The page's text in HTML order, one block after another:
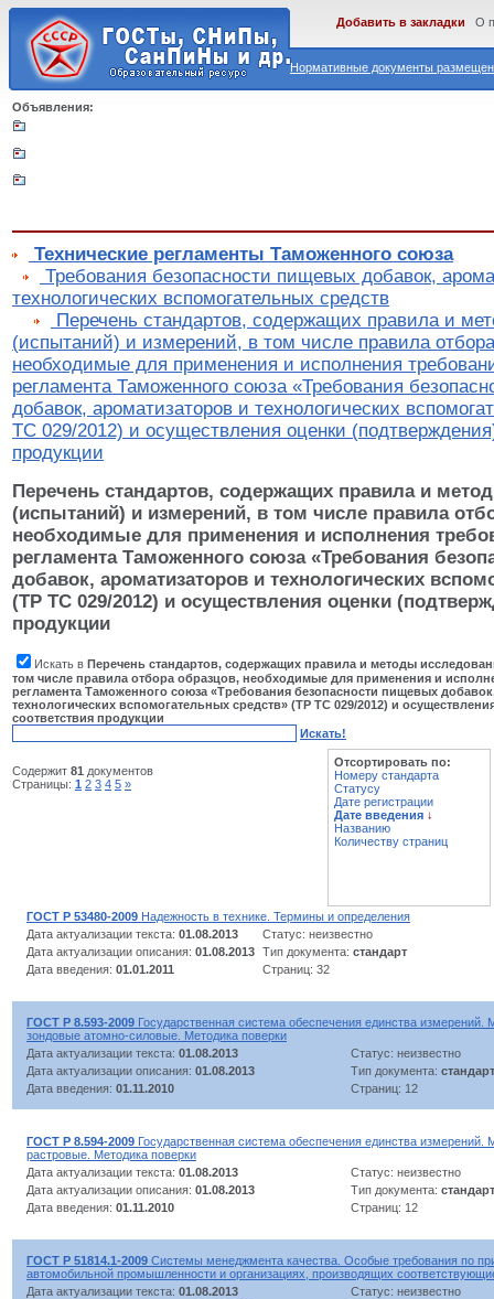
Нормативные документы
Добавить в закладки О
Объявления:
Технические регламенты Таможенного союза
Требования безопасности пищевых добавок,
технологических вспомогательных средств
Перечень стандартов, содержащих правила и
(испытаний) и измерений, в том числе правила
необходимые для применения и исполнения
регламента Таможенного союза «Требования
добавок, ароматизаторов и технологических
ТС 029/2012) и осуществления оценки
продукции
Перечень стандартов, содержащих правила и
(испытаний) и измерений, в том числе правила
необходимые для применения и исполнения
регламента Таможенного союза «Требования
добавок, ароматизаторов и технологических
(ТР ТС 029/2012) и осуществления оценки
продукции
Искать в Перечень стандартов, содержащих правила и методы
том числе правила отбора образцов, необходимые для применения и
регламента Таможенного союза «Требования безопасности пищевых
технологических вспомогательных средств» (ТР ТС 029/2012) и
соответствия продукции
Искать!
Содержит 81 документов
Страницы: 1 2 3 4 5 »
Отсортировать по:
Номеру стандарта
Статусу
Дате регистрации
Дате введения ↓
Названию
Количеству страниц
ГОСТ Р 53480-2009 Надежность в технике. Термины и определения
Дата актуализации текста: 01.08.2013
Статус: неизвестно
Дата актуализации описания: 01.08.2013 Тип документа: стандарт
Дата введения: 01.01.2011 Страниц: 32
ГОСТ Р 8.593-2009 Государственная система обеспечения единства
зондовые атомно-силовые. Методика поверки
Дата актуализации текста: 01.08.2013
Статус: неизвестно
Дата актуализации описания: 01.08.2013 Тип документа: стандарт
Дата введения: 01.11.2010 Страниц: 12
ГОСТ Р 8.594-2009 Государственная система обеспечения единства измерений.
растровые. Методика поверки
Дата актуализации текста: 01.08.2013
Статус: неизвестно
Дата актуализации описания: 01.08.2013 Тип документа: стандарт
Дата введения: 01.11.2010 Страниц: 12
ГОСТ Р 51814.1-2009 Системы менеджмента качества. Особые требования по
автомобильной промышленности и организациях, производящих
Дата актуализации текста: 01.08.2013
Статус: неизвестно